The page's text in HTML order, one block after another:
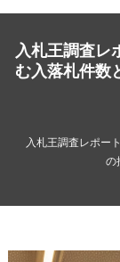
入札王調査
む入落札件数
入札王調査レポー
の